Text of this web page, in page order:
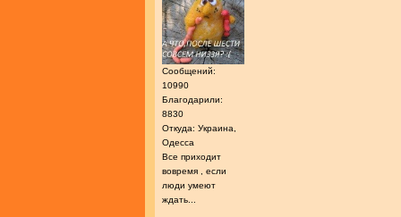
Сообщений:
10990
Благодарили:
8830
Откуда: Украина,
Одесса
Все приходит
вовремя , если
люди умеют
ждать...